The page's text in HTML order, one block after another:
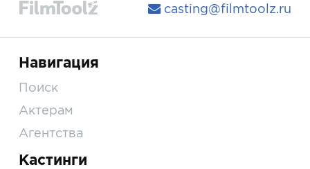
casting@filmtoolz.ru
Навигация
Поиск
Актерам
Агентства
Кастинги